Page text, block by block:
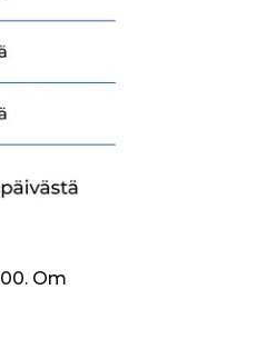
Om